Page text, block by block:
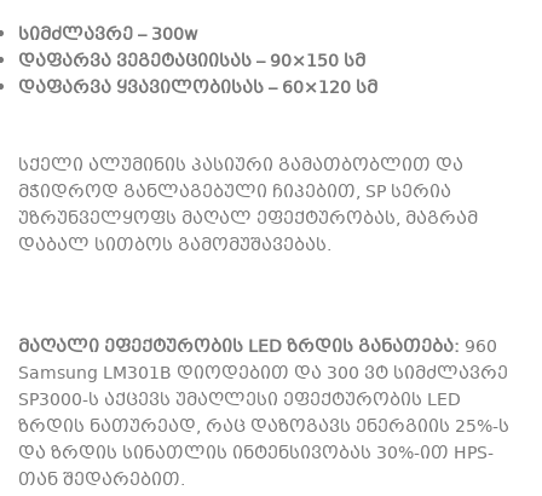
სიმძლავრე – 300w
დაფარვა ვეგეტაციისას – 90×150 სმ
დაფარვა ყვავილობისას – 60×120 სმ
სქელი ალუმინის პასიური გამათბობლით და
მჭიდროდ განლაგებული ჩიპებით, SP სერია
უზრუნველყოფს მაღალ ეფექტურობას, მაგრამ
დაბალ სითბოს გამომუშავებას.
მაღალი ეფექტურობის LED ზრდის განათება: 960
Samsung LM301B დიოდებით და 300 ვტ სიმძლავრე
SP3000-ს აქცევს უმაღლესი ეფექტურობის LED
ზრდის ნათურეად, რაც დაზოგავს ენერგიის 25%-ს
და ზრდის სინათლის ინტენსივობას 30%-ით HPS-
თან შედარებით.